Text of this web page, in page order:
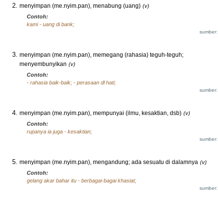
menyimpan (me.nyim.pan), menabung (uang) (v)
Contoh:
kami - uang di bank;
menyimpan (me.nyim.pan), memegang (rahasia) teguh-teguh;
menyembunyikan (v)
Contoh:
- rahasia baik-baik; - perasaan dl hati;
menyimpan (me.nyim.pan), mempunyai (ilmu, kesaktian, dsb) (v)
Contoh:
rupanya ia juga - kesaktian;
menyimpan (me.nyim.pan), mengandung; ada sesuatu di dalamnya (v)
Contoh:
gelang akar bahar itu - berbagai-bagai khasiat;